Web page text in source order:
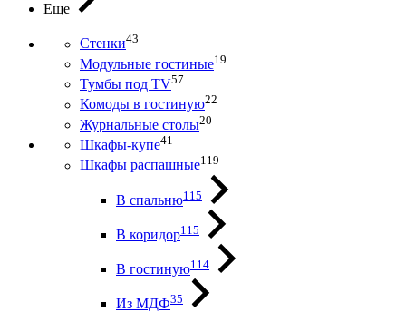
Еще
Стенки43
Модульные гостиные19
Тумбы под ТV57
Комоды в гостиную22
Журнальные столы20
Шкафы-купе41
Шкафы распашные119
В спальню115
В коридор115
В гостиную114
Из МДФ35